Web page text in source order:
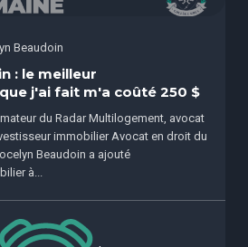
Beaudoin
: le meilleur
j'ai fait m'a coûté 250 $
du Radar Multilogement, avocat
immobilier Avocat en droit du
Beaudoin a ajouté
à...